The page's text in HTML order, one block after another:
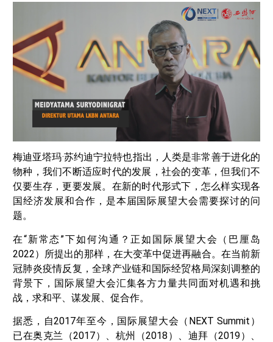
梅迪亚塔玛·苏约迪宁拉特也指出，人类是非常善于进化的
物种，我们不断适应时代的发展，社会的变革，但我们不
仅要生存，更要发展。在新的时代形式下，怎么样实现各
国经济发展和合作，是本届国际展望大会需要探讨的问
题。
在“新常态”下如何沟通？正如国际展望大会（巴厘岛
2022）所提出的那样，在大变革中促进再融合。在当前新
冠肺炎疫情反复，全球产业链和国际经贸格局深刻调整的
背景下，国际展望大会汇集各方力量共同面对机遇和挑
战，求和平、谋发展、促合作。
据悉，自2017年至今，国际展望大会（NEXT Summit）
已在奥克兰（2017）、杭州（2018）、迪拜（2019）、